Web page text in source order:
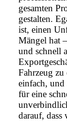
gesamten
gestalten.
ist, einen
Mängel hat
und schnell
Fahrzeug
einfach, und
für eine
darauf,